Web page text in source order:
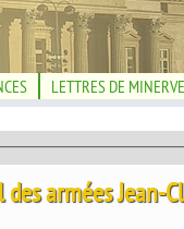
LETTRES DE MINERVE
armées Jean-